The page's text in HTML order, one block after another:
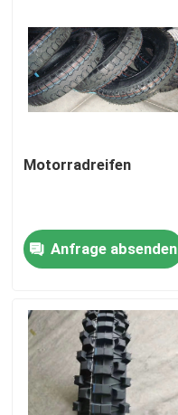
Fabrik Tour
Nachrichten
LKW-Bus-Reifen
TBR-Reifen
Motorradreifen
Anfrage absenden